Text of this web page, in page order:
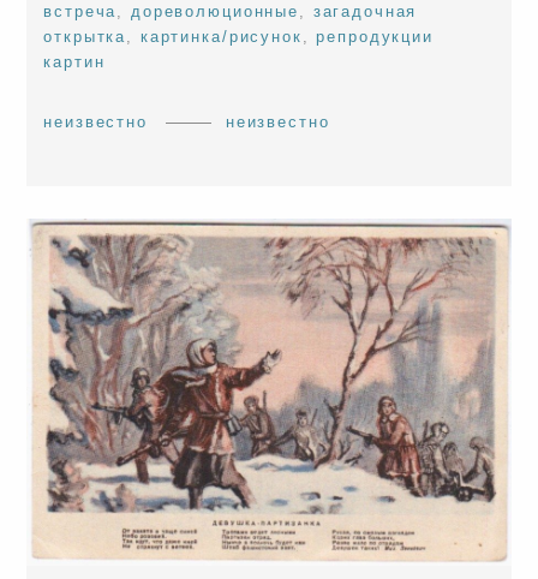
встреча дореволюционные
загадочная
открытка
картинка/рисунок ,репродукции
картин
неизвестно неизвестно